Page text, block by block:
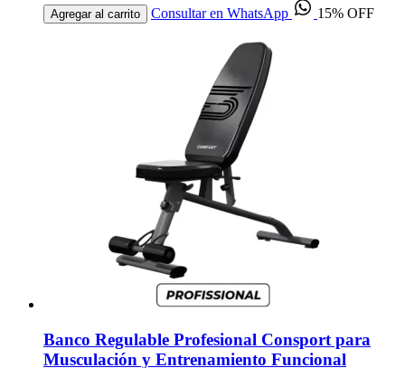
Agregar al carrito Consultar en WhatsApp 15% OFF
Banco Regulable Profesional Consport para
Musculación y Entrenamiento Funcional